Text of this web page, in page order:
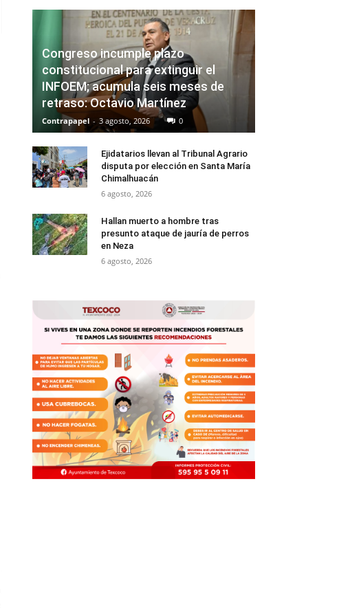
Congreso incumple plazo
constitucional para extinguir el
INFOEM; acumula seis meses de
retraso: Octavio Martínez
Contrapapel - 3 agosto, 2026 0
Ejidatarios llevan al Tribunal Agrario
disputa por elección en Santa María
Chimalhuacán
6 agosto, 2026
Hallan muerto a hombre tras
presunto ataque de jauría de perros
en Neza
6 agosto, 2026